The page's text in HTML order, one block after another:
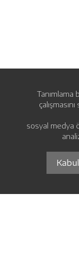
Tanımlama
sosyal medya